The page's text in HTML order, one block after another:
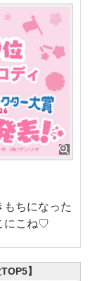
ちになった
にこね♡
】